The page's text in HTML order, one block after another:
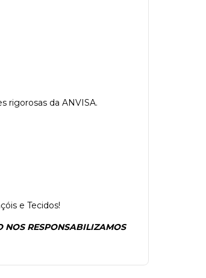
rigorosas da ANVISA.
e Tecidos!
NOS RESPONSABILIZAMOS